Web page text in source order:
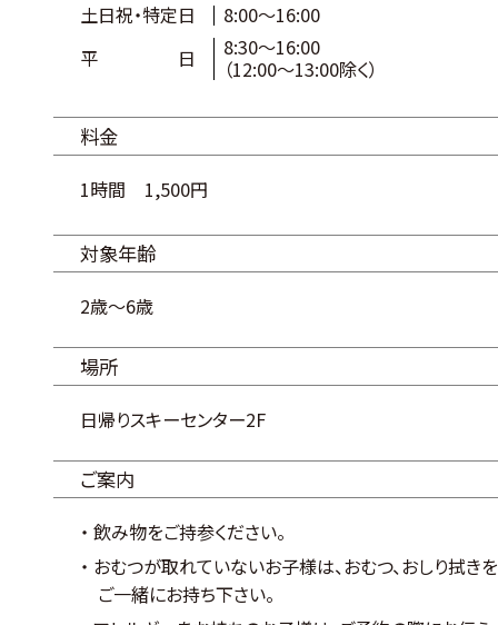
土日祝・特定日
8:00～16:00
平日
8:30～16:00
（12:00～13:00除く）
料金
1時間 1,500円
対象年齢
2歳～6歳
場所
日帰りスキーセンター2F
ご案内
飲み物をご持参ください。
おむつが取れていないお子様は、おむつ、おしり拭きを
ご一緒にお持ち下さい。